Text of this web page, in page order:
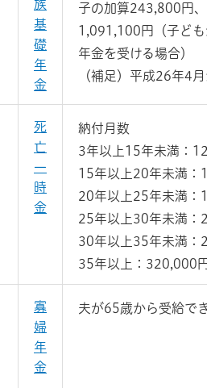
族
基
礎
年
金
子の加算243,800円、
1,091,100円（子ども
年金を受ける場合）
（補足）平成26年4月
死
亡
一
時
金
納付月数
3年以上15年未満：
15年以上20年未満：
20年以上25年未満：
25年以上30年未満：
30年以上35年未満：
35年以上：320,000円
寡
婦
年
金
夫が65歳から受給で